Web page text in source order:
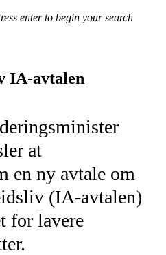
enter to begin your search
IA-avtalen
at
en ny avtale om
(IA-avtalen)
for lavere